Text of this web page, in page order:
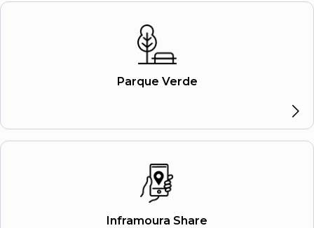
Parque Verde
Inframoura Share